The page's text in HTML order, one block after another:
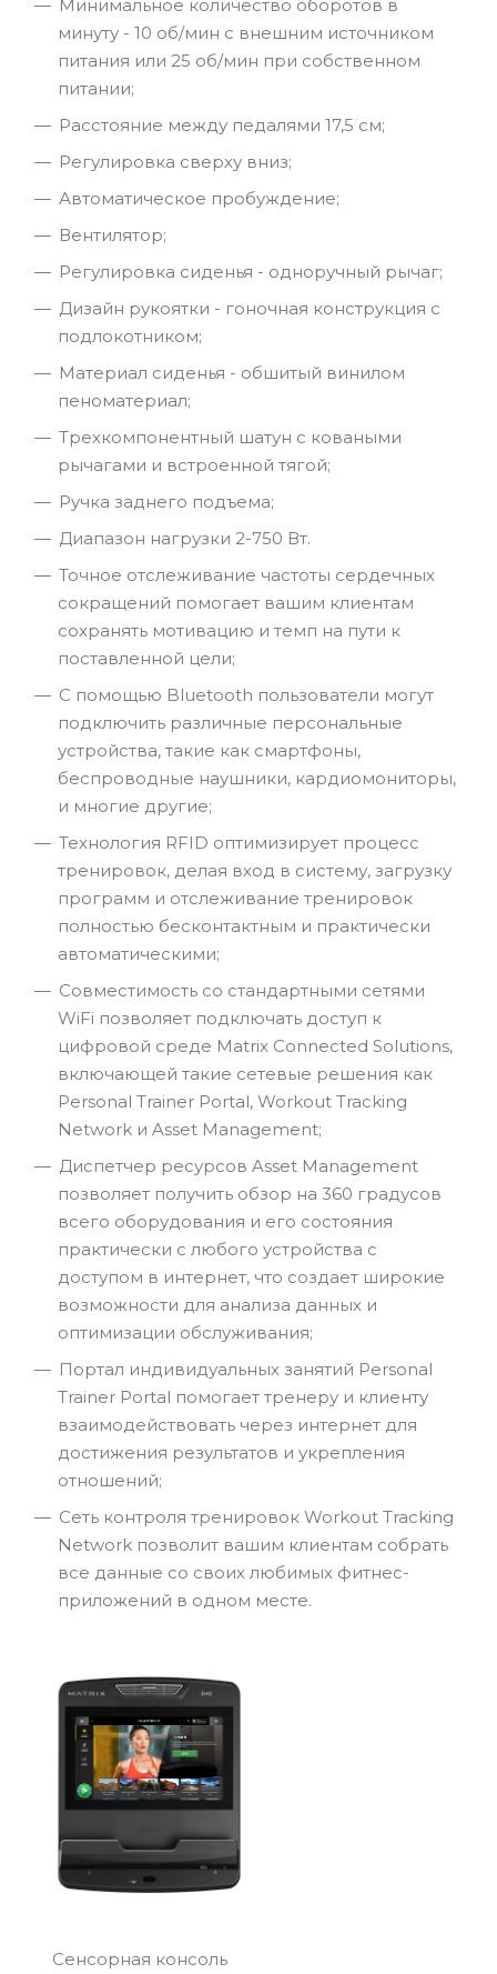
Минимальное количество оборотов в
минуту - 10 об/мин с внешним источником
питания или 25 об/мин при собственном
питании;
Расстояние между педалями 17,5 см;
Регулировка сверху вниз;
Автоматическое пробуждение;
Вентилятор;
Регулировка сиденья - одноручный рычаг;
Дизайн рукоятки - гоночная конструкция с
подлокотником;
Материал сиденья - обшитый винилом
пеноматериал;
Трехкомпонентный шатун с коваными
рычагами и встроенной тягой;
Ручка заднего подъема;
Диапазон нагрузки 2-750 Вт.
Точное отслеживание частоты сердечных
сокращений помогает вашим клиентам
сохранять мотивацию и темп на пути к
поставленной цели;
С помощью Bluetooth пользователи могут
подключить различные персональные
устройства, такие как смартфоны,
беспроводные наушники, кардиомониторы,
и многие другие;
Технология RFID оптимизирует процесс
тренировок, делая вход в систему, загрузку
программ и отслеживание тренировок
полностью бесконтактным и практически
автоматическими;
Совместимость со стандартными сетями
WiFi позволяет подключать доступ к
цифровой среде Matrix Connected Solutions,
включающей такие сетевые решения как
Personal Trainer Portal, Workout Tracking
Network и Asset Management;
Диспетчер ресурсов Asset Management
позволяет получить обзор на 360 градусов
всего оборудования и его состояния
практически с любого устройства с
доступом в интернет, что создает широкие
возможности для анализа данных и
оптимизации обслуживания;
Портал индивидуальных занятий Personal
Trainer Portal помогает тренеру и клиенту
взаимодействовать через интернет для
достижения результатов и укрепления
отношений;
Сеть контроля тренировок Workout Tracking
Network позволит вашим клиентам собрать
все данные со своих любимых фитнес-
приложений в одном месте.
Сенсорная консоль